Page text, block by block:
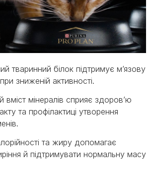
тваринний білок підтримує м’язову
зниженій активності.
вміст мінералів сприяє здоров’ю
та профілактиці утворення
та жиру допомагає
й підтримувати нормальну масу